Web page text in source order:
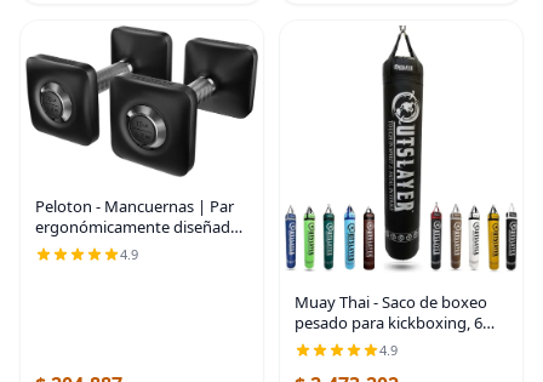
Peloton - Mancuernas | Par
ergonómicamente diseñado
de pesas de hierro fundido
con revestimiento de
4.9
Muay Thai - Saco de boxeo
pesado para kickboxing, 6
pies, 130 libras, fabricado en
Estados Unidos, para MMA,
4.9